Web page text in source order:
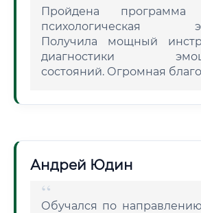
Пройдена программа
психологическая
Получила мощный
диагностики
состояний. Огромная
Андрей Юдин
Обучался по